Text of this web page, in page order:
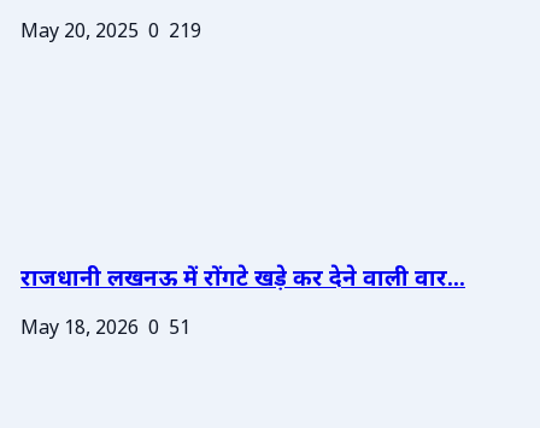
May 20, 2025 0 219
राजधानी लखनऊ में रोंगटे खड़े कर देने वाली वार...
May 18, 2026 0 51